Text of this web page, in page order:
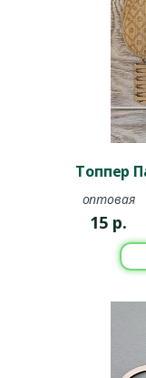
Топпер
оптовая
15 р.